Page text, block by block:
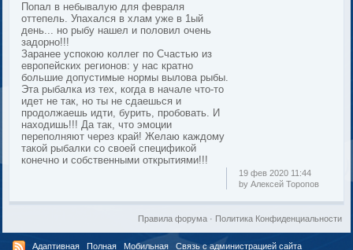
Попал в небывалую для февраля
оттепель. Упахался в хлам уже в 1ый
день... но рыбу нашел и половил очень
задорно!!!
Заранее успокою коллег по Счастью из
европейских регионов: у нас кратно
большие допустимые нормы вылова рыбы.
Эта рыбалка из тех, когда в начале что-то
идет не так, но ты не сдаешься и
продолжаешь идти, бурить, пробовать. И
находишь!!! Да так, что эмоции
переполняют через край! Желаю каждому
такой рыбалки со своей спецификой
конечно и собственными открытиями!!!
19 фев 2020 11:44
by Алексей Торопов
Политика Конфиденциальности
Правила форума·
Адаптивная Полная Мобильная Связь с администрацией сайта